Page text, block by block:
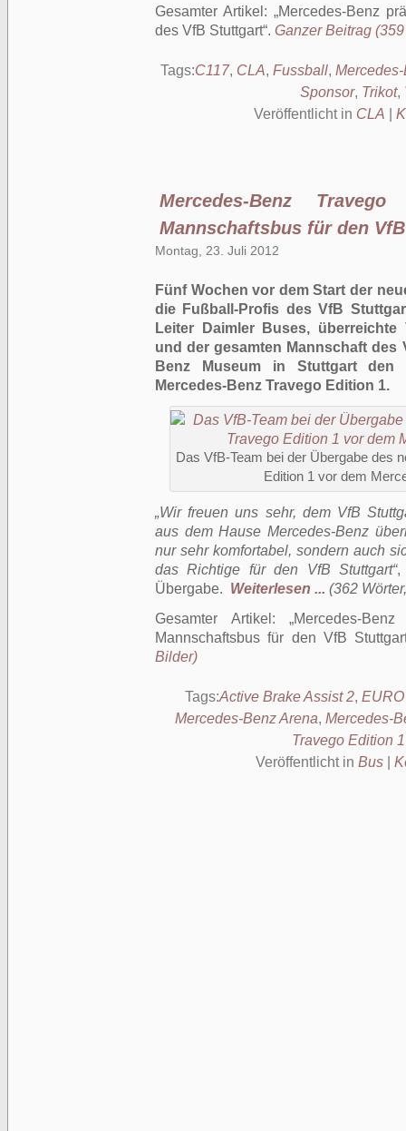
Gesamter Artikel:
Mercedes-Benz
des VfB Stuttgart . Ganzer Beitrag
Tags:C117, CLA, Fussball,
Sponsor, Trikot,
Veröffentlicht in CLA
Mercedes-Benz
Mannschaftsbus für den
Montag, 23. Juli 2012
Fünf Wochen vor dem Start der
die Fußball-Profis des VfB
Leiter Daimler Buses, überreichte
und der gesamten Mannschaft des
Benz Museum in Stuttgart den
Mercedes-Benz Travego Edition 1.
Das VfB-Team bei der Übergabe des
Edition 1 vor dem
„Wir freuen uns sehr, dem VfB
aus dem Hause Mercedes-Benz
nur sehr komfortabel, sondern auch
das Richtige für den VfB Stuttgart“,
Übergabe. Weiterlesen ... (362
Gesamter Artikel: Mercedes-
Mannschaftsbus für den VfB
Bilder)
Tags:Active Brake Assist 2,
Mercedes-Benz Arena, Mercedes-
Travego Edition 1
Veröffentlicht in Bus|